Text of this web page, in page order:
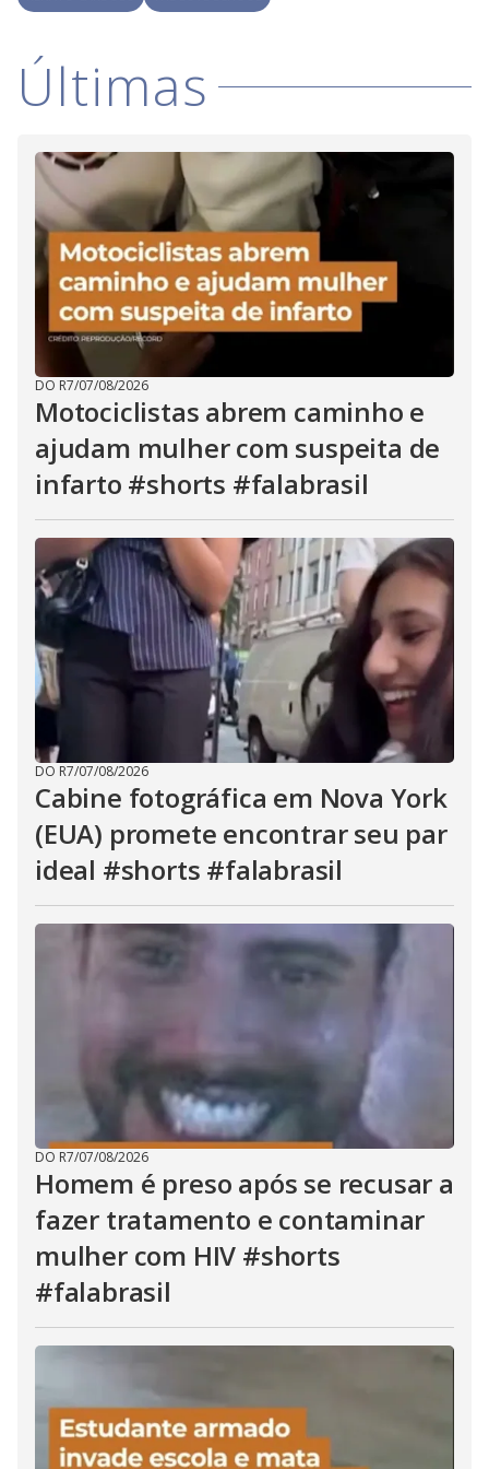
e
o
Últimas
DO R7/07/08/2026
Motociclistas abrem caminho e
ajudam mulher com suspeita de
infarto #shorts #falabrasil
DO R7/07/08/2026
Cabine fotográfica em Nova York
(EUA) promete encontrar seu par
ideal #shorts #falabrasil
DO R7/07/08/2026
Homem é preso após se recusar a
fazer tratamento e contaminar
mulher com HIV #shorts
#falabrasil